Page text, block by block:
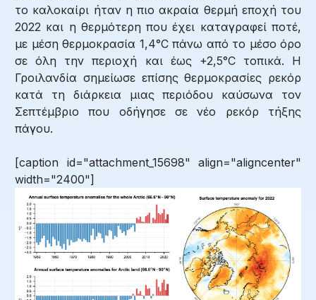
το καλοκαίρι ήταν η πιο ακραία θερμή εποχή του
2022 και η θερμότερη που έχει καταγραφεί ποτέ,
με μέση θερμοκρασία 1,4°C πάνω από το μέσο όρο
σε όλη την περιοχή και έως +2,5°C τοπικά. Η
Γροιλανδία σημείωσε επίσης θερμοκρασίες ρεκόρ
κατά τη διάρκεια μιας περιόδου καύσωνα τον
Σεπτέμβριο που οδήγησε σε νέο ρεκόρ τήξης
πάγου.
[caption id="attachment_15698" align="aligncenter"
width="2400"]